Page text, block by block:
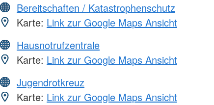
Bereitschaften / Katastrophenschutz
Karte: Link zur Google Maps Ansicht
Hausnotrufzentrale
Karte: Link zur Google Maps Ansicht
Jugendrotkreuz
Karte: Link zur Google Maps Ansicht